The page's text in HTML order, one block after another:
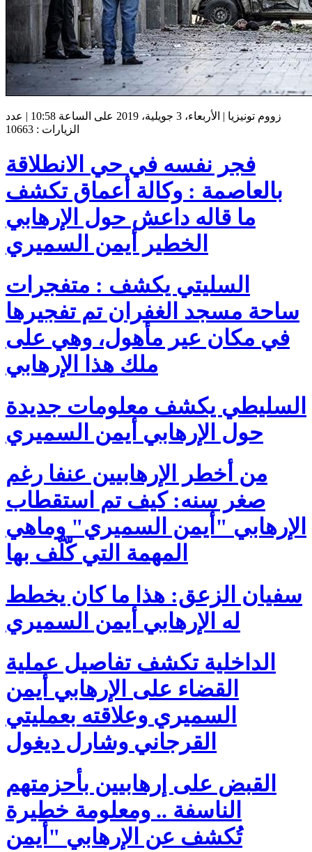
زووم تونيزيا | الأربعاء، 3 جويلية، 2019 على الساعة 10:58 | عدد
الزيارات : 10663
فجر نفسه في حي الانطلاقة
بالعاصمة : وكالة أعماق تكشف
ما قاله داعش حول الإرهابي
الخطير أيمن السميري
السليتي يكشف : متفجرات
ساحة مسجد الغفران تم تفجيرها
في مكان عير مأهول، وهي على
ملك هذا الإرهابي
السليطي يكشف معلومات جديدة
حول الإرهابي أيمن السميري
من أخطر الإرهابيين عنفا رغم
صغر سنه: كيف تم استقطاب
الإرهابي "أيمن السميري" وماهي
المهمة التي كّلّف بها
سفيان الزعق: هذا ما كان يخطط
له الإرهابي أيمن السميري
الداخلية تكشف تفاصيل عملية
القضاء على الإرهابي أيمن
السميري وعلاقته بعمليتي
القرجاني وشارل ديغول
القبض على إرهابيين بأحزمتهم
الناسفة .. ومعلومة خطيرة
تُكشف عن الإرهابي "أيمن